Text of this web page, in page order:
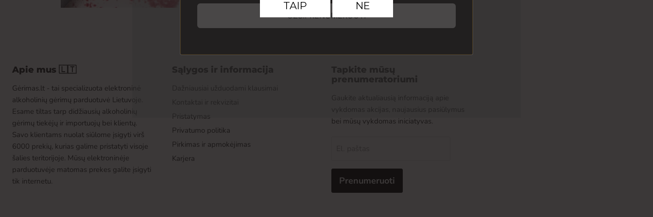
Apie mus 🇱🇹
Gėrimas.lt - tai specializuota elektroninė
alkoholinių gėrimų parduotuvė Lietuvoje.
Esame tiltas tarp didžiausių alkoholinių
gėrimų tiekėjų ir importuojų bei klientų.
Savo klientams nuolat siūlome įsigyti virš
6000 prekių, kurias galime pristatyti visoje
šalies teritorijoje. Mūsų elektroninėje
parduotuvėje matomas prekes galite įsigyti
tik internetu.
Pristatymas
Privatumo politika
Pirkimas ir apmokėjimas
Karjera
bei mūsų vykdomas iniciatyvas.
Prenumeruoti
UŽSIPRENUMERUOTI